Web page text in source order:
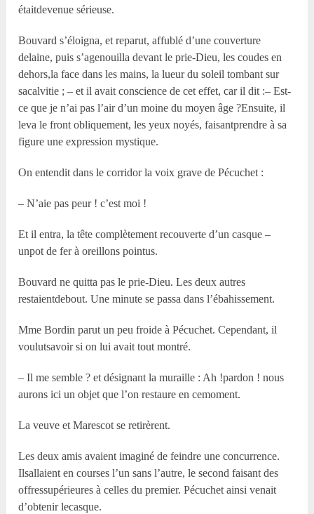
étaitdevenue sérieuse.
Bouvard s’éloigna, et reparut, affublé d’une couverture
delaine, puis s’agenouilla devant le prie-Dieu, les coudes en
dehors,la face dans les mains, la lueur du soleil tombant sur
sacalvitie ; – et il avait conscience de cet effet, car il dit :– Est-
ce que je n’ai pas l’air d’un moine du moyen âge ?Ensuite, il
leva le front obliquement, les yeux noyés, faisantprendre à sa
figure une expression mystique.
On entendit dans le corridor la voix grave de Pécuchet :
– N’aie pas peur ! c’est moi !
Et il entra, la tête complètement recouverte d’un casque –
unpot de fer à oreillons pointus.
Bouvard ne quitta pas le prie-Dieu. Les deux autres
restaientdebout. Une minute se passa dans l’ébahissement.
Mme Bordin parut un peu froide à Pécuchet. Cependant, il
voulutsavoir si on lui avait tout montré.
– Il me semble ? et désignant la muraille : Ah !pardon ! nous
aurons ici un objet que l’on restaure en cemoment.
La veuve et Marescot se retirèrent.
Les deux amis avaient imaginé de feindre une concurrence.
Ilsallaient en courses l’un sans l’autre, le second faisant des
offressupérieures à celles du premier. Pécuchet ainsi venait
d’obtenir lecasque.